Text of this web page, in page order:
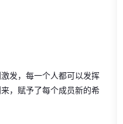
发，每一个人都可以发挥
，赋予了每个成员新的希